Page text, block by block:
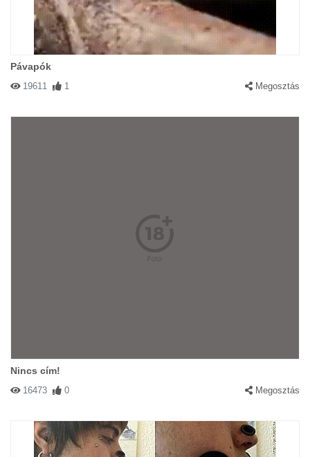
Pávapók
19611 1 Megosztás
Nincs cím!
16473 0 Megosztás